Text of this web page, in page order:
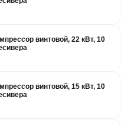
винтовой, 22 кВт, 10
винтовой, 15 кВт, 10